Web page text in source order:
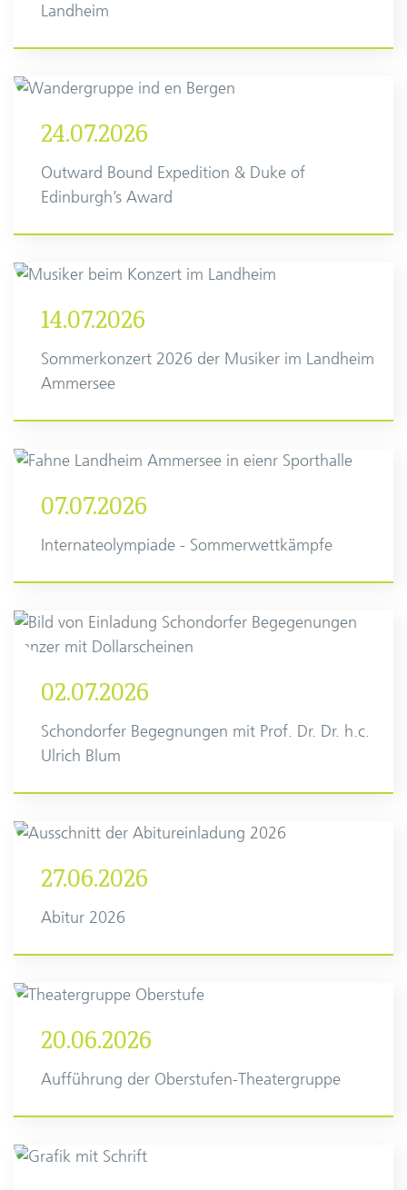
Landheim
24.07.2026
Outward Bound Expedition & Duke of
Edinburgh’s Award
14.07.2026
Sommerkonzert 2026 der Musiker im Landheim
Ammersee
07.07.2026
Internateolympiade - Sommerwettkämpfe
02.07.2026
Schondorfer Begegnungen mit Prof. Dr. Dr. h.c.
Ulrich Blum
27.06.2026
Abitur 2026
20.06.2026
Aufführung der Oberstufen-Theatergruppe